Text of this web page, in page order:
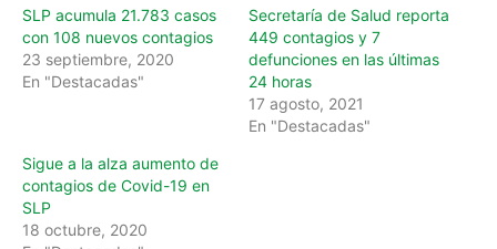
SLP acumula 21.783 casos
con 108 nuevos contagios
23 septiembre, 2020
En "Destacadas"
Secretaría de Salud reporta
449 contagios y 7
defunciones en las últimas
24 horas
17 agosto, 2021
En "Destacadas"
Sigue a la alza aumento de
contagios de Covid-19 en
SLP
18 octubre, 2020